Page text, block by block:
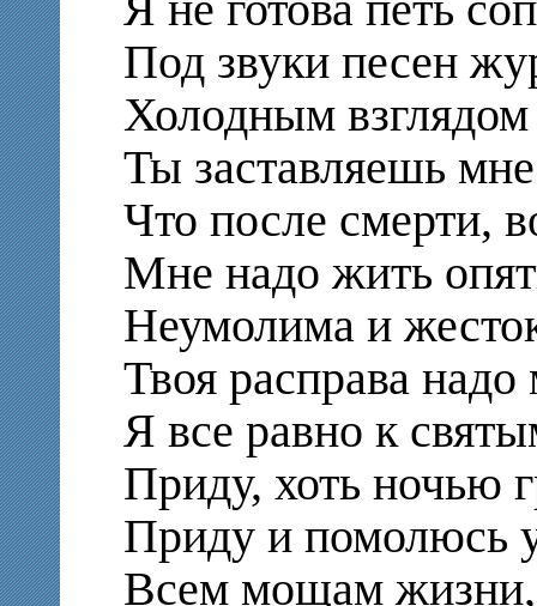
Под звуки песен
Холодным взглядом
Ты заставляешь
Что после смерти,
Мне надо жить
Неумолима и
Твоя расправа
Я все равно к
Приду, хоть ночью
Приду и помолюсь
Всем мощам